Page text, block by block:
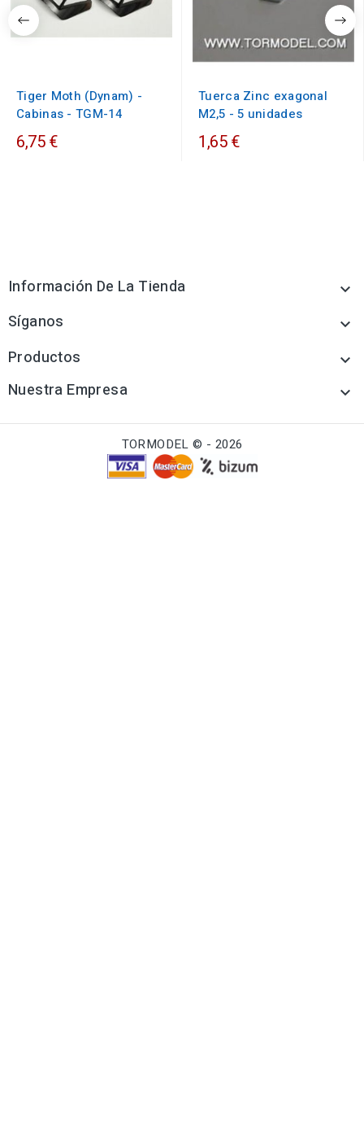
Tiger Moth (Dynam) -
Cabinas - TGM-14
6,75 €
Tuerca Zinc exagonal
M2,5 - 5 unidades
1,65 €
Información De La Tienda 
Síganos 
Productos 
Nuestra Empresa 
TORMODEL © - 2026